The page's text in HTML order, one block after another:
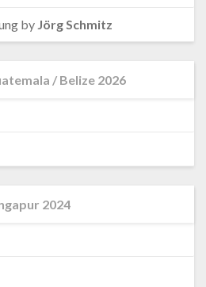
by Jörg Schmitz
/ Belize 2026
2024